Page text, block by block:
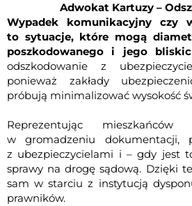
Adwokat Kartuzy –
Wypadek komunikacyjny czy
to sytuacje, które mogą
poszkodowanego i jego
odszkodowanie z
ponieważ zakłady
próbują minimalizować wysokość
Reprezentując
w gromadzeniu dokumentacji,
z ubezpieczycielami i – gdy jest
sprawy na drogę sądową. Dzięki
sam w starciu z instytucją
prawników.